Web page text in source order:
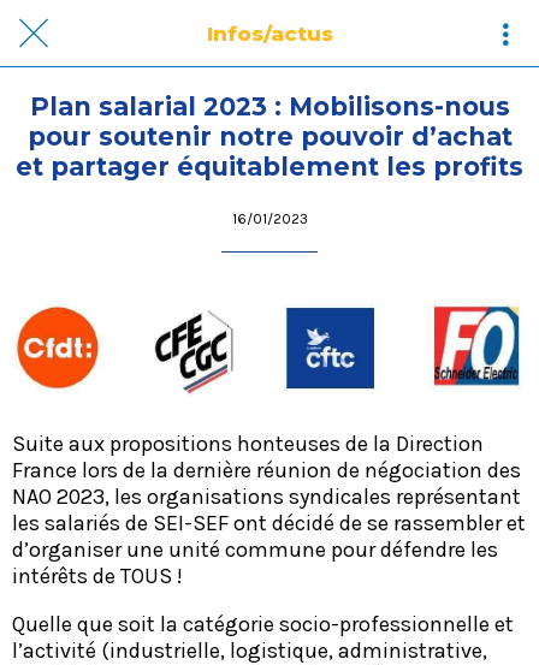
Infos/actus
Plan salarial 2023 : Mobilisons-nous
pour soutenir notre pouvoir d’achat
et partager équitablement les profits
16/01/2023
Suite aux propositions honteuses de la Direction
France lors de la dernière réunion de négociation des
NAO 2023, les organisations syndicales représentant
les salariés de SEI-SEF ont décidé de se rassembler et
d’organiser une unité commune pour défendre les
intérêts de TOUS !
Quelle que soit la catégorie socio-professionnelle et
l’activité (industrielle, logistique, administrative,